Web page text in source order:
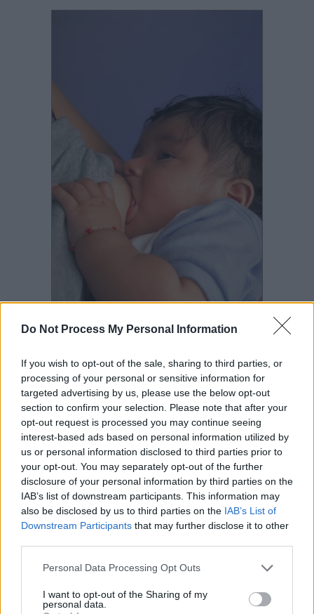
Do Not Process My Personal Information
If you wish to opt-out of the sale, sharing to third parties, or
processing of your personal or sensitive information for
targeted advertising by us, please use the below opt-out
section to confirm your selection. Please note that after your
opt-out request is processed you may continue seeing
interest-based ads based on personal information utilized by
us or personal information disclosed to third parties prior to
your opt-out. You may separately opt-out of the further
disclosure of your personal information by third parties on the
IAB’s list of downstream participants. This information may
also be disclosed by us to third parties on the IAB’s List of
Downstream Participants that may further disclose it to other
Personal Data Processing Opt Outs
I want to opt-out of the Sharing of my
personal data.
mellbimbó, akkor valami nem stimmel. Lehetnek a kisbabának olyan
anatómiai eltérései, amik lehetetlenné teszik azt, hogy jól mellre helyezzük.
Tehát megeshet, hogy az ember mindent jól csinál és mégsem jó, mert fáj.
Ha ilyet tapasztal az anya, akkor érdemes megnézetni szoptatásban jártas
szakemberrel a kisbaba száját, mert elképzelhető, hogy le van nőve a baba
nyelve. Ekkor házilag hiába kísérletezik az ember a mellre tevéssel, mert
akármit csinál, nem lesz jól mellen a kisbabája. A baba egyszerűen nem
tudja kinyújtani a nyelvét, pedig - ahogy mondtam - előre kell, hogy
nyújtsa a nyelvét ahhoz, hogy hatékonyan tudjon szopizni. Lehetséges,
hogy ez az úgynevezett ajakfék túl rövid vagy vastag, így a kisbaba nem
tudja kipöndöríteni az ajkát, amikor szopizik. Ugyanígy lehetséges például
az, hogy a kisbabának túlságosan boltozatos a szájpadlása és ez okozza a
fájdalmas szoptatást, pedig az ember mindent a nagy könyv szerint csinál.
Ekkor is érdemes szoptatási szakemberhez fordulni, aki speciális, személyre
szabott pózok kikísérletezésében segíthet a helyzet lehető legjobb
megoldásában.
Ha jól van mellen a kisbabánk, hatékonyan szopizik, akkor azt várhatjuk,
normális. Természeti népeknél megfigyelték - ahol a kisbabákat ugye
meztelen felsőtesttel hordozzák egész nap, tehát a kisbaba annyiszor cuppan